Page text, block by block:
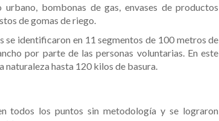
bombonas de gas, envases de productos
de gomas de riego.
se identificaron en 11 segmentos de 100 metros de
por parte de las personas voluntarias. En este
naturaleza hasta 120 kilos de basura.
todos los puntos sin metodología y se lograron